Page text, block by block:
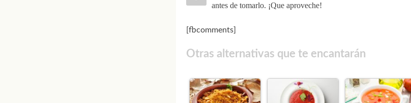
antes de tomarlo. ¡Que aproveche!
[fbcomments]
Otras alternativas que te encantarán